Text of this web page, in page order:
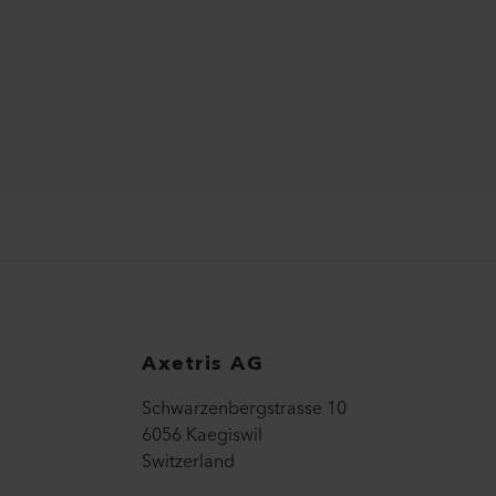
Axetris AG
Schwarzenbergstrasse 10
6056 Kaegiswil
Switzerland